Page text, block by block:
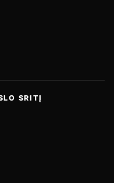
SRITĮ